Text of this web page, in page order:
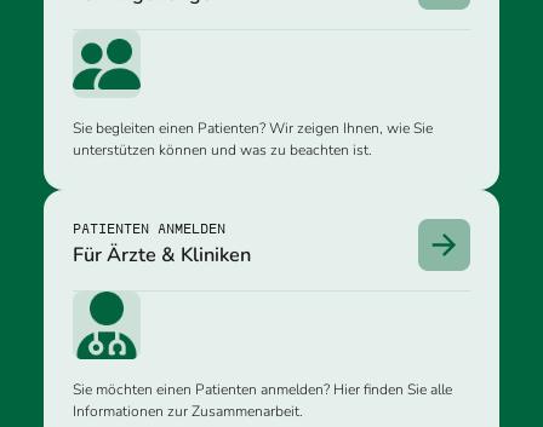
Sie begleiten einen Patienten? Wir zeigen Ihnen, wie Sie
unterstützen können und was zu beachten ist.
PATIENTEN ANMELDEN
Für Ärzte & Kliniken
Sie möchten einen Patienten anmelden? Hier finden Sie alle
Informationen zur Zusammenarbeit.